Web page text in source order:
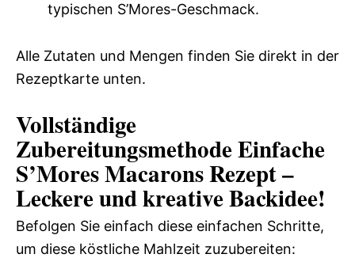
typischen S’Mores-Geschmack.
Alle Zutaten und Mengen finden Sie direkt in der
Rezeptkarte unten.
Vollständige
Zubereitungsmethode Einfache
S’Mores Macarons Rezept –
Leckere und kreative Backidee!
Befolgen Sie einfach diese einfachen Schritte,
um diese köstliche Mahlzeit zuzubereiten: